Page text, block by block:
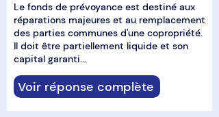
Le fonds de prévoyance est destiné aux
réparations majeures et au remplacement
des parties communes d'une copropriété.
Il doit être partiellement liquide et son
capital garanti...
Voir réponse complète